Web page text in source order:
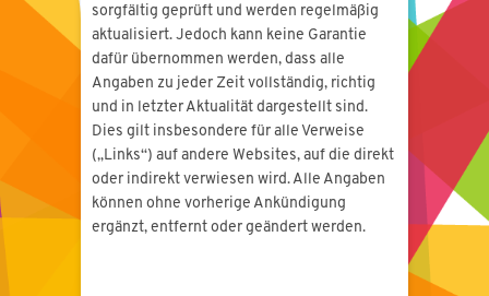
sorgfältig geprüft und werden regelmäßig
aktualisiert. Jedoch kann keine Garantie
dafür übernommen werden, dass alle
Angaben zu jeder Zeit vollständig, richtig
und in letzter Aktualität dargestellt sind.
Dies gilt insbesondere für alle Verweise
(„Links“) auf andere Websites, auf die direkt
oder indirekt verwiesen wird. Alle Angaben
können ohne vorherige Ankündigung
ergänzt, entfernt oder geändert werden.